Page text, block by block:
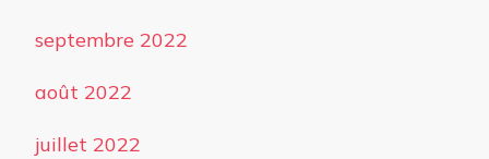
septembre 2022
août 2022
juillet 2022